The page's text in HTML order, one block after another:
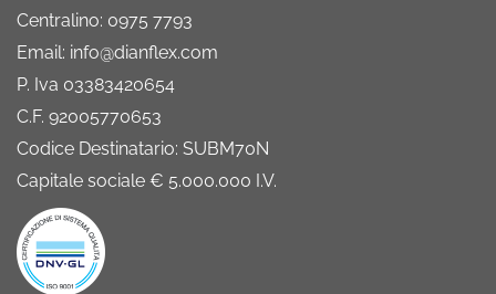
Centralino: 0975 7793
Email: info@dianflex.com
P. Iva 03383420654
C.F. 92005770653
Codice Destinatario: SUBM70N
Capitale sociale € 5.000.000 I.V.